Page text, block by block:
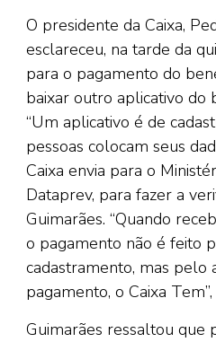
O presidente da Caixa,
esclareceu, na tarde da
para o pagamento do
baixar outro aplicativo do
“Um aplicativo é de
pessoas colocam seus
Caixa envia para o
Dataprev, para fazer a
Guimarães. “Quando
o pagamento não é feito
cadastramento, mas pelo
pagamento, o Caixa
Guimarães ressaltou que